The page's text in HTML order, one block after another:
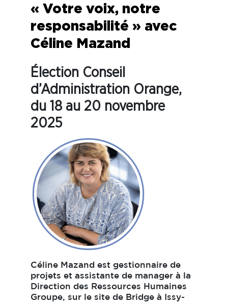
« Votre voix, notre
responsabilité » avec
Céline Mazand
Élection Conseil
d’Administration Orange,
du 18 au 20 novembre
2025
Céline Mazand est gestionnaire de
projets et assistante de manager à la
Direction des Ressources Humaines
Groupe, sur le site de Bridge à Issy-